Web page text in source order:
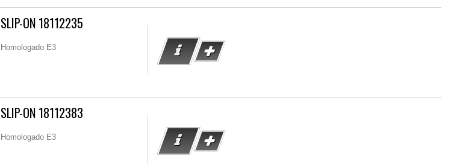
SLIP-ON 18112235
Homologado E3
SLIP-ON 18112383
Homologado E3